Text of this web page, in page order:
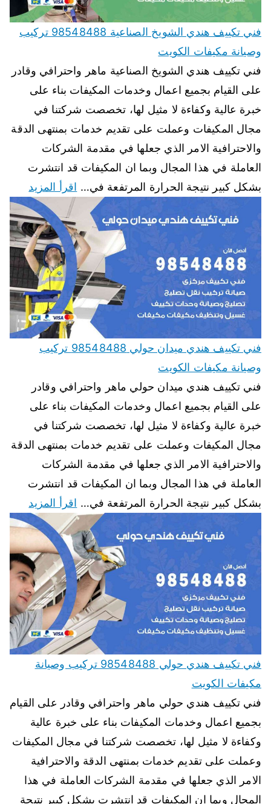
فني تكييف هندي الشويخ الصناعية 98548488 تركيب
وصيانة مكيفات الكويت
فني تكييف هندي الشويخ الصناعية ماهر واحترافي وقادر
على القيام بجميع اعمال وخدمات المكيفات بناء على
خبرة عالية وكفاءة لا مثيل لها، تخصصت شركتنا في
مجال المكيفات وعملت على تقديم خدمات بمنتهى الدقة
والاحترافية الامر الذي جعلها في مقدمة الشركات
العاملة في هذا المجال وبما ان المكيفات قد انتشرت
بشكل كبير نتيجة الحرارة المرتفعة في… اقرأ المزيد
فني تكييف هندي ميدان حولي 98548488 تركيب
وصيانة مكيفات الكويت
فني تكييف هندي ميدان حولي ماهر واحترافي وقادر
على القيام بجميع اعمال وخدمات المكيفات بناء على
خبرة عالية وكفاءة لا مثيل لها، تخصصت شركتنا في
مجال المكيفات وعملت على تقديم خدمات بمنتهى الدقة
والاحترافية الامر الذي جعلها في مقدمة الشركات
العاملة في هذا المجال وبما ان المكيفات قد انتشرت
بشكل كبير نتيجة الحرارة المرتفعة في… اقرأ المزيد
فني تكييف هندي حولي 98548488 تركيب وصيانة
مكيفات الكويت
فني تكييف هندي حولي ماهر واحترافي وقادر على القيام
بجميع اعمال وخدمات المكيفات بناء على خبرة عالية
وكفاءة لا مثيل لها، تخصصت شركتنا في مجال المكيفات
وعملت على تقديم خدمات بمنتهى الدقة والاحترافية
الامر الذي جعلها في مقدمة الشركات العاملة في هذا
المجال وبما ان المكيفات قد انتشرت بشكل كبير نتيجة